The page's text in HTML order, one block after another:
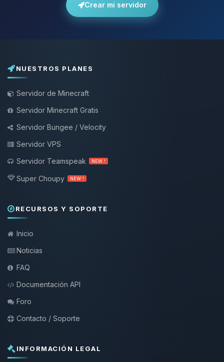
Crear mi servidor
NUESTROS PLANES
Servidor de Minecraft
Servidor Minecraft Gratis
Servidor Bungee / Velocity
Servidor VPS
Servidor Teamspeak
NEW !
Super Choupy NEW !
RECURSOS Y SOPORTE
Inicio
Noticias
FAQ
Documentación API
Foro
Contacto / Soporte
INFORMACIÓN LEGAL